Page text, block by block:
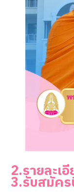
2.รายละเ
3.รับสมัค